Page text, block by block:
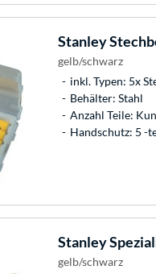
Stanley
gelb/schwarz
inkl. Typen: 5x
Behälter: Stahl
Anzahl Teile:
Handschutz: 5 -
Stanley
gelb/schwarz